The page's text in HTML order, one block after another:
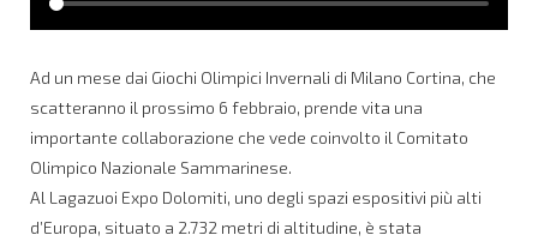
Ad un mese dai Giochi Olimpici Invernali di Milano Cortina, che
scatteranno il prossimo 6 febbraio, prende vita una
importante collaborazione che vede coinvolto il Comitato
Olimpico Nazionale Sammarinese.
Al Lagazuoi Expo Dolomiti, uno degli spazi espositivi più alti
d’Europa, situato a 2.732 metri di altitudine, è stata